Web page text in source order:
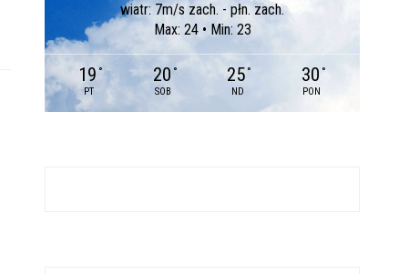
wiatr: 7m/s zach. - płn. zach.
Max: 24 • Min: 23
19 °
PT
20 °
SOB
25 °
ND
30 °
PON